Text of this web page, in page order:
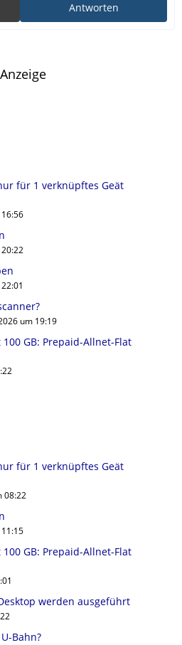
Antworten
Anzeige
für 1 verknüpftes Geät
um 19:19
GB: Prepaid-Allnet-Flat
für 1 verknüpftes Geät
08:22
GB: Prepaid-Allnet-Flat
werden ausgeführt
Bahn?